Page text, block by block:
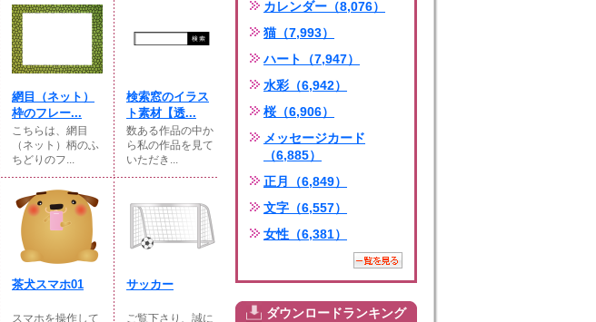
網目（ネット）
枠のフレー...
こちらは、網目
（ネット）柄のふ
ちどりのフ...
検索窓のイラス
ト素材【透...
数ある作品の中か
ら私の作品を見て
いただき...
茶犬スマホ01
スマホを操作して
サッカー
ご覧下さり、誠に
カレンダー（8,076）
猫（7,993）
ハート（7,947）
水彩（6,942）
桜（6,906）
メッセージカード
（6,885）
正月（6,849）
文字（6,557）
女性（6,381）
ダウンロードランキング